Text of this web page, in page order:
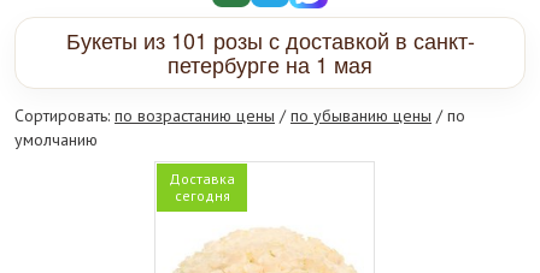
Букеты из 101 розы с доставкой в санкт-
петербурге на 1 мая
Сортировать: по возрастанию цены /по убыванию цены / по
умолчанию
Доставка
сегодня